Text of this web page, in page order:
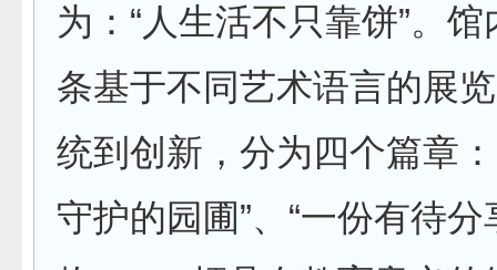
为：“人生活不只靠饼”。
条基于不同艺术语言的展
统到创新，分为四个篇章
守护的园圃”、“一份有待分